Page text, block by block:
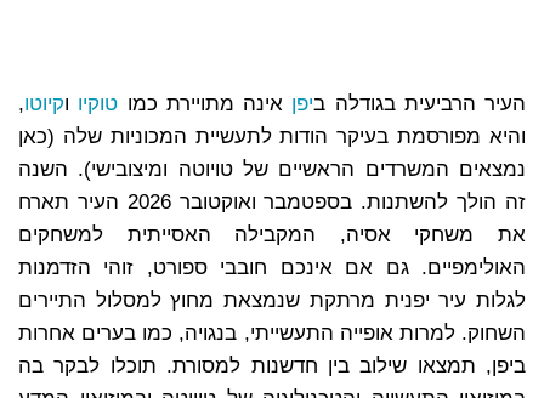
העיר הרביעית בגודלה ביפן אינה מתויירת כמו טוקיו וקיוטו,
והיא מפורסמת בעיקר הודות לתעשיית המכוניות שלה (כאן
נמצאים המשרדים הראשיים של טויוטה ומיצובישי). השנה
זה הולך להשתנות. בספטמבר ואוקטובר 2026 העיר תארח
את משחקי אסיה, המקבילה האסייתית למשחקים
האולימפיים. גם אם אינכם חובבי ספורט, זוהי הזדמנות
לגלות עיר יפנית מרתקת שנמצאת מחוץ למסלול התיירים
השחוק. למרות אופייה התעשייתי, בנגויה, כמו בערים אחרות
ביפן, תמצאו שילוב בין חדשנות למסורת. תוכלו לבקר בה